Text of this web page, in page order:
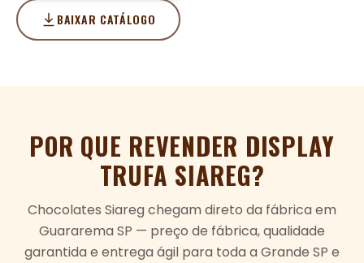
BAIXAR CATÁLOGO
POR QUE REVENDER DISPLAY
TRUFA SIAREG?
Chocolates Siareg chegam direto da fábrica em
Guararema SP — preço de fábrica, qualidade
garantida e entrega ágil para toda a Grande SP e